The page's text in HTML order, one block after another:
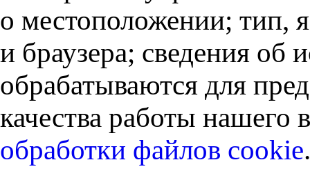
о местоположении; тип,
и браузера; сведения об
обрабатываются для
качества работы нашего
обработки файлов cookie.